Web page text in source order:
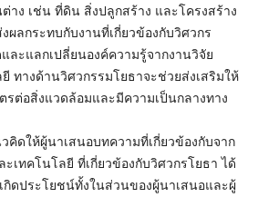
ง เช่น ที่ดิน สิ่งปลูกสร้าง และโครงสร้าง
ผลกระทบกับงานที่เกี่ยวข้องกับวิศวกร
ละแลกเปลี่ยนองค์ความรู้จากงานวิจัย
ทางด้านวิศวกรรมโยธาจะช่วยส่งเสริมให้
รต่อสิ่งแวดล้อมและมีความเป็นกลางทาง
คิดให้ผู้นาเสนอบทความที่เกี่ยวข้องกับจาก
เทคโนโลยี ที่เกี่ยวข้องกับวิศวกรโยธา ได้
กิดประโยชน์ทั้งในส่วนของผู้นาเสนอและผู้